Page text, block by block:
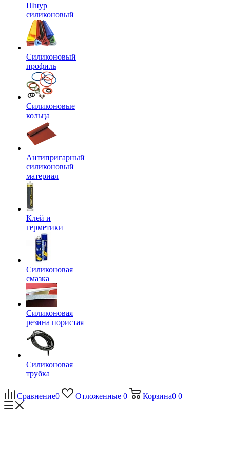
Шнур
силиконовый
Силиконовый
профиль
Силиконовые
кольца
Антипригарный
силиконовый
материал
Клей и
герметики
Силиконовая
смазка
Силиконовая
резина пористая
Силиконовая
трубка
Сравнение0 Отложенные 0 Корзина0 0